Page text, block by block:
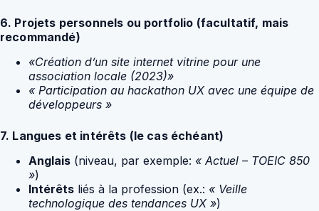
6. Projets personnels ou portfolio (facultatif, mais
recommandé)
«Création d’un site internet vitrine pour une
association locale (2023)»
« Participation au hackathon UX avec une équipe de
développeurs »
7. Langues et intérêts (le cas échéant)
Anglais (niveau, par exemple: « Actuel – TOEIC 850
»)
Intérêts liés à la profession (ex.: « Veille
technologique des tendances UX »)